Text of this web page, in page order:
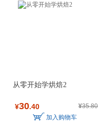
从零开始学烘焙2
¥30.40 ¥35.80
加入购物车